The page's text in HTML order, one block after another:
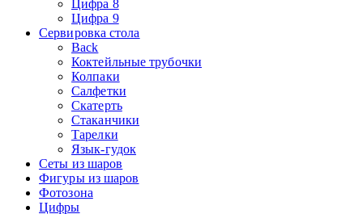
Цифра 8
Цифра 9
Сервировка стола
Back
Коктейльные трубочки
Колпаки
Салфетки
Скатерть
Стаканчики
Тарелки
Язык-гудок
Сеты из шаров
Фигуры из шаров
Фотозона
Цифры